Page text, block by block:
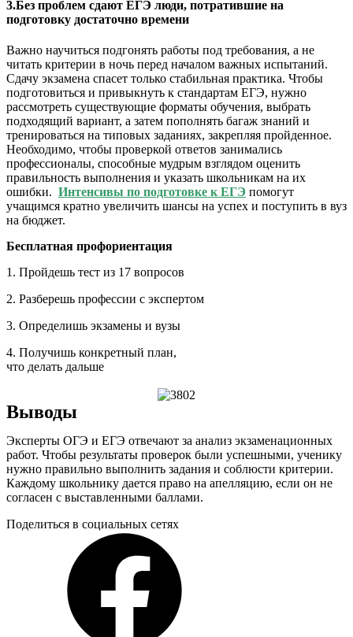
3.Без проблем сдают ЕГЭ люди, потратившие на
подготовку достаточно времени
Важно научиться подгонять работы под требования, а не
читать критерии в ночь перед началом важных испытаний.
Сдачу экзамена спасет только стабильная практика. Чтобы
подготовиться и привыкнуть к стандартам ЕГЭ, нужно
рассмотреть существующие форматы обучения, выбрать
подходящий вариант, а затем пополнять багаж знаний и
тренироваться на типовых заданиях, закрепляя пройденное.
Необходимо, чтобы проверкой ответов занимались
профессионалы, способные мудрым взглядом оценить
правильность выполнения и указать школьникам на их
ошибки. Интенсивы по подготовке к ЕГЭ помогут
учащимся кратно увеличить шансы на успех и поступить в вуз
на бюджет.
Бесплатная профориентация
1. Пройдешь тест из 17 вопросов
2. Разберешь профессии с экспертом
3. Определишь экзамены и вузы
4. Получишь конкретный план,
что делать дальше
Выводы
Эксперты ОГЭ и ЕГЭ отвечают за анализ экзаменационных
работ. Чтобы результаты проверок были успешными, ученику
нужно правильно выполнить задания и соблюсти критерии.
Каждому школьнику дается право на апелляцию, если он не
согласен с выставленными баллами.
Поделиться в социальных сетях